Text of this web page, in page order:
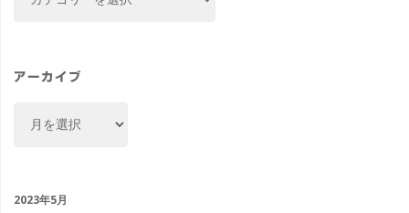
ー
アーカイブ
ブ
2023年5月